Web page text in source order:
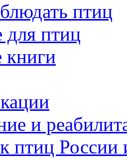
птиц
птиц
и
птиц России